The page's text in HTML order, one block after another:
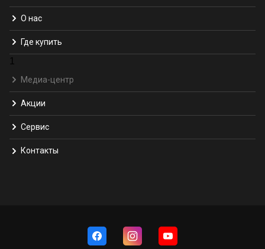
О нас
Где купить
1
Медиа-центр
Акции
Сервис
Контакты